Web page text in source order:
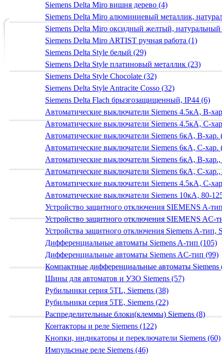
Siemens Delta Miro вишня дерево (4)
Siemens Delta Miro алюминиевый металлик,
Siemens Delta Miro оксидный желтый,
Siemens Delta Miro ARTIST ручная работа (1)
Siemens Delta Style белый (29)
Siemens Delta Style платиновый металлик (23)
Siemens Delta Style Chocolate (32)
Siemens Delta Style Antracite Cosso (32)
Siemens Delta Flach брызгозащищенный, IP44 (6)
Автоматические выключатели Siemens 4.5кА, B-
Автоматические выключатели Siemens 4.5кА, C-
Автоматические выключатели Siemens 6кА, B-хар.
Автоматические выключатели Siemens 6кА, С-хар.
Автоматические выключатели Siemens 6кА, B-
Автоматические выключатели Siemens 6кА, C-
Автоматические выключатели Siemens 4.5кА, C-
Автоматические выключатели Siemens 10кА, 80-
Устройство защитного отключения SIEMENS A-
Устройство защитного отключения SIEMENS AС-
Устройства защитного отключения Siemens A-тип,
Дифференциальные автоматы Siemens A-тип (105)
Дифференциальные автоматы Siemens AС-тип (99)
Компактные дифференциальные автоматы Siemens
Шины для автоматов и УЗО Siemens (57)
Рубильники серия 5TL, Siemens (38)
Рубильники серия 5TE, Siemens (22)
Распределительные блоки(клеммы) Siemens (8)
Контакторы и реле Siemens (122)
Кнопки, индикаторы и переключатели Siemens (60)
Импульсные реле Siemens (46)